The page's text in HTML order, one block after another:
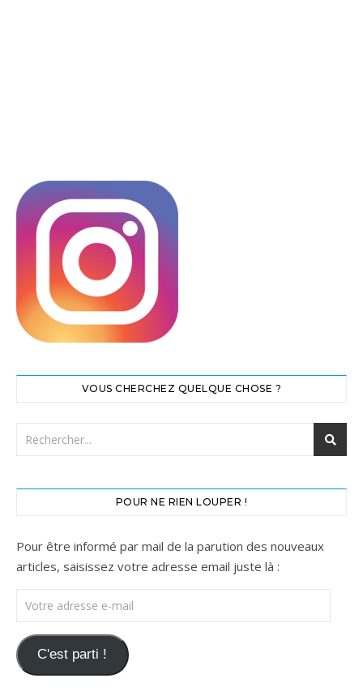
VOUS CHERCHEZ QUELQUE CHOSE ?
POUR NE RIEN LOUPER !
Pour être informé par mail de la parution des nouveaux
articles, saisissez votre adresse email juste là :
Votre adresse e-mail
C'est parti !